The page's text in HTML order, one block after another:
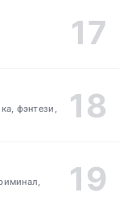
фэнтези,